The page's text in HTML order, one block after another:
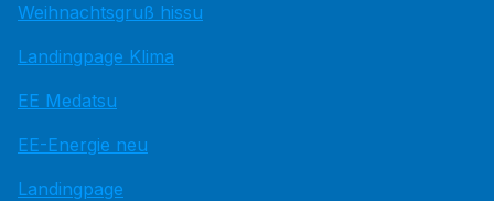
Weihnachtsgruß hissu
Landingpage Klima
EE Medatsu
EE-Energie neu
Landingpage